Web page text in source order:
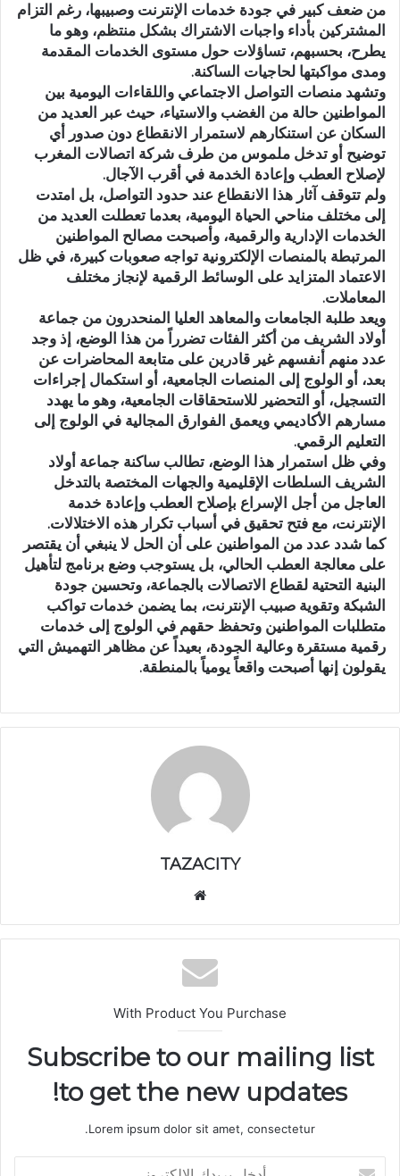
من ضعف كبير في جودة خدمات الإنترنت وصبيبها، رغم التزام
المشتركين بأداء واجبات الاشتراك بشكل منتظم، وهو ما
يطرح، بحسبهم، تساؤلات حول مستوى الخدمات المقدمة
ومدى مواكبتها لحاجيات الساكنة.
وتشهد منصات التواصل الاجتماعي واللقاءات اليومية بين
المواطنين حالة من الغضب والاستياء، حيث عبر العديد من
السكان عن استنكارهم لاستمرار الانقطاع دون صدور أي
توضيح أو تدخل ملموس من طرف شركة اتصالات المغرب
لإصلاح العطب وإعادة الخدمة في أقرب الآجال.
ولم تتوقف آثار هذا الانقطاع عند حدود التواصل، بل امتدت
إلى مختلف مناحي الحياة اليومية، بعدما تعطلت العديد من
الخدمات الإدارية والرقمية، وأصبحت مصالح المواطنين
المرتبطة بالمنصات الإلكترونية تواجه صعوبات كبيرة، في ظل
الاعتماد المتزايد على الوسائط الرقمية لإنجاز مختلف
المعاملات.
ويعد طلبة الجامعات والمعاهد العليا المنحدرون من جماعة
أولاد الشريف من أكثر الفئات تضرراً من هذا الوضع، إذ وجد
عدد منهم أنفسهم غير قادرين على متابعة المحاضرات عن
بعد، أو الولوج إلى المنصات الجامعية، أو استكمال إجراءات
التسجيل، أو التحضير للاستحقاقات الجامعية، وهو ما يهدد
مسارهم الأكاديمي ويعمق الفوارق المجالية في الولوج إلى
التعليم الرقمي.
وفي ظل استمرار هذا الوضع، تطالب ساكنة جماعة أولاد
الشريف السلطات الإقليمية والجهات المختصة بالتدخل
العاجل من أجل الإسراع بإصلاح العطب وإعادة خدمة
الإنترنت، مع فتح تحقيق في أسباب تكرار هذه الاختلالات.
كما شدد عدد من المواطنين على أن الحل لا ينبغي أن يقتصر
على معالجة العطب الحالي، بل يستوجب وضع برنامج لتأهيل
البنية التحتية لقطاع الاتصالات بالجماعة، وتحسين جودة
الشبكة وتقوية صبيب الإنترنت، بما يضمن خدمات تواكب
متطلبات المواطنين وتحفظ حقهم في الولوج إلى خدمات
رقمية مستقرة وعالية الجودة، بعيداً عن مظاهر التهميش التي
يقولون إنها أصبحت واقعاً يومياً بالمنطقة.
TAZACITY
الوي
ب
With Product You Purchase
Subscribe to our mailing list
to get the new updates!
Lorem ipsum dolor sit amet, consectetur.